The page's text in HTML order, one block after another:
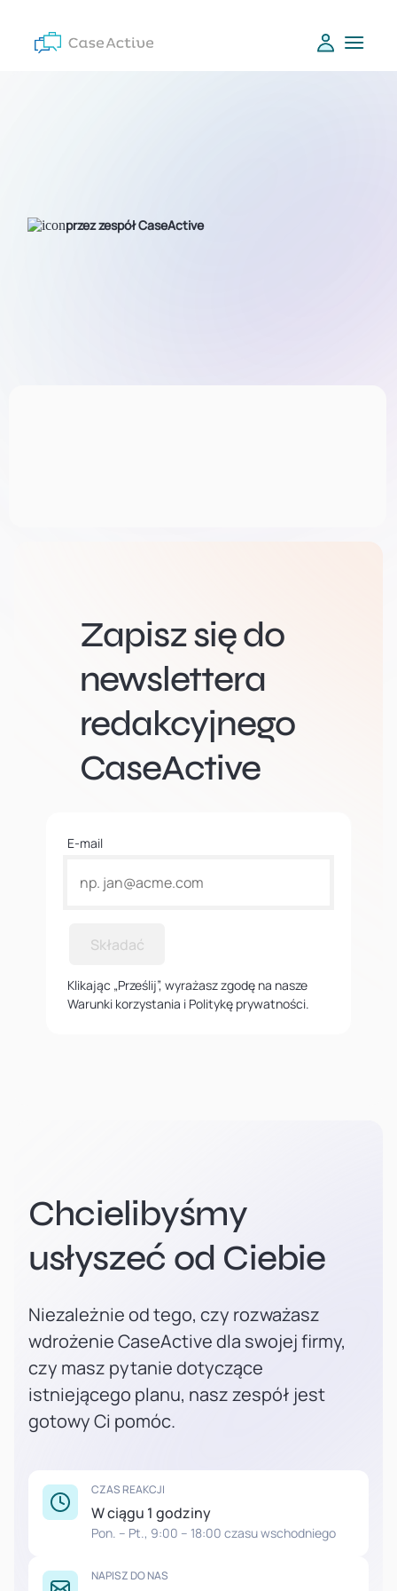
przez zespół CaseActive
Zapisz się do
newslettera
redakcyjnego
CaseActive
E-mail
Składać
Klikając „Prześlij”, wyrażasz zgodę na nasze
Warunki korzystania i Politykę prywatności.
Chcielibyśmy
usłyszeć od Ciebie
Niezależnie od tego, czy rozważasz
wdrożenie CaseActive dla swojej firmy,
czy masz pytanie dotyczące
istniejącego planu, nasz zespół jest
gotowy Ci pomóc.
CZAS REAKCJI
W ciągu 1 godziny
Pon. – Pt., 9:00 – 18:00 czasu wschodniego
NAPISZ DO NAS